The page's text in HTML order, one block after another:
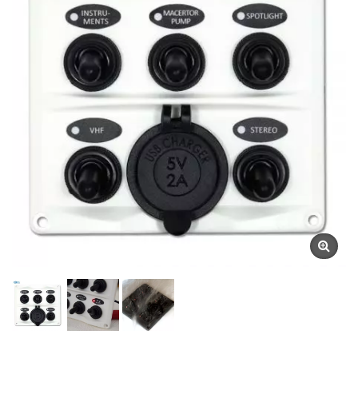
Προϊόντων | YIS Marine